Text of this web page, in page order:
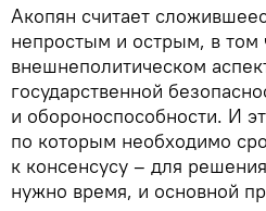
Акопян считает
непростым и острым, в том
внешнеполитическом
государственной
и обороноспособности. И
по которым необходимо
к консенсусу – для
нужно время, и основной